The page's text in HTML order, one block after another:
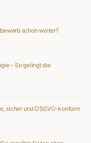
schon weiter?
– So gelingt die
sicher und DSGVO-konform